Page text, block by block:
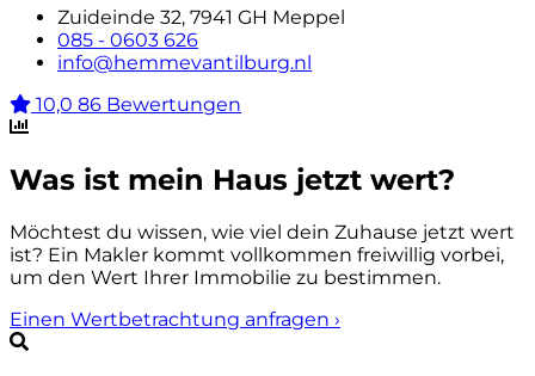
Zuideinde 32, 7941 GH Meppel
085 - 0603 626
info@hemmevantilburg.nl
10,0 86 Bewertungen
Was ist mein Haus jetzt wert?
Möchtest du wissen, wie viel dein Zuhause jetzt wert
ist? Ein Makler kommt vollkommen freiwillig vorbei,
um den Wert Ihrer Immobilie zu bestimmen.
Einen Wertbetrachtung anfragen ›